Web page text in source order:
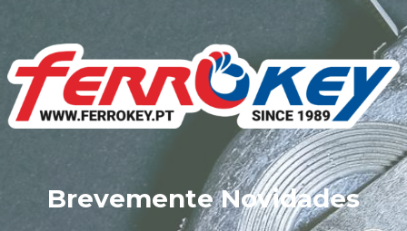
content
Brevemente Novidades